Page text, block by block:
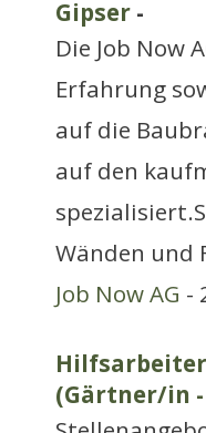
Gipser -
Die Job Now
Erfahrung
auf die
auf den
Wänden und
Job Now AG -
(Gärtner/in